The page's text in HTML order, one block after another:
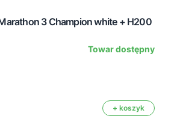
3 Champion white + H200
Towar dostępny
+ koszyk